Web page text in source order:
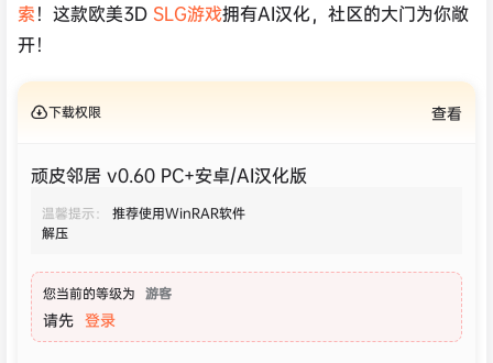
索！这款欧美3D SLG游戏拥有AI汉化，社区的大门为你敞
开！
下载权限 查看
顽皮邻居 v0.60 PC+安卓/AI汉化版
温馨提示：
推荐使用WinRAR软件
解压
您当前的等级为 游客
请先 登录